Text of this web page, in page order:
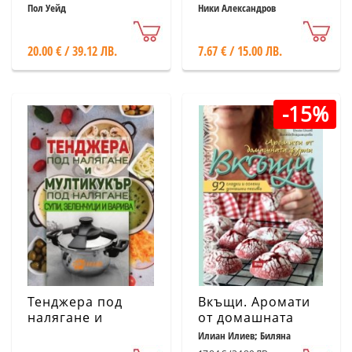
Пол Уейд
20.00 € / 39.12 ЛВ.
традиции,
историята на
клуба
Ники Александров
7.67 € / 15.00 ЛВ.
Тенджера под
налягане и
-15%
Вкъщи. Аромати
от домашната
фурна
Илиан Илиев; Биляна